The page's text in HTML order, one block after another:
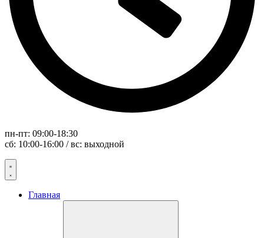
пн-пт: 09:00-18:30
сб: 10:00-16:00 / вс: выходной
Главная